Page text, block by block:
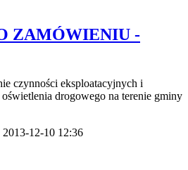
ZAMÓWIENIU -
czynności eksploatacyjnych i
drogowego na terenie gminy
12-10 12:36